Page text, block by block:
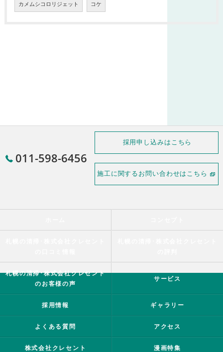
カメムシコロリジェット コケ
011-598-6456
採用申し込みはこちら
施工に関するお問い合わせはこちら
札幌の清掃･株式会社クレセント
のお客様の声
サービス
採用情報 ギャラリー
よくある質問 アクセス
株式会社クレセント 漫画特集